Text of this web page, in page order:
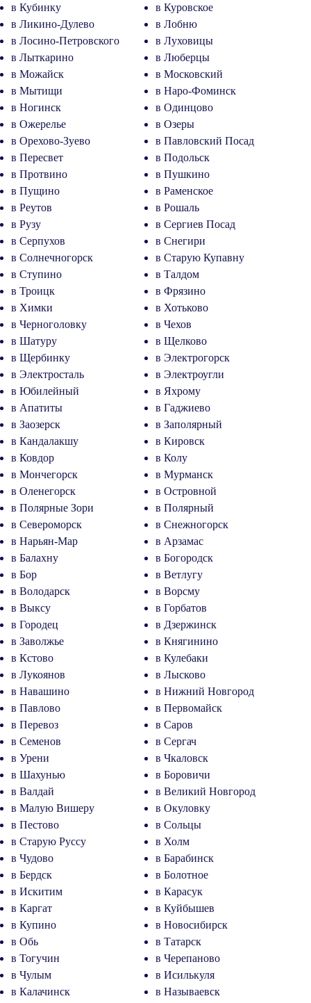
в Кубинку
в Куровское
в Ликино-Дулево
в Лобню
в Лосино-Петровского
в Луховицы
в Лыткарино
в Люберцы
в Можайск
в Московский
в Мытищи
в Наро-Фоминск
в Ногинск
в Одинцово
в Ожерелье
в Озеры
в Орехово-Зуево
в Павловский Посад
в Пересвет
в Подольск
в Протвино
в Пушкино
в Пущино
в Раменское
в Реутов
в Рошаль
в Рузу
в Сергиев Посад
в Серпухов
в Снегири
в Солнечногорск
в Старую Купавну
в Ступино
в Талдом
в Троицк
в Фрязино
в Химки
в Хотьково
в Черноголовку
в Чехов
в Шатуру
в Щелково
в Щербинку
в Электрогорск
в Электросталь
в Электроугли
в Юбилейный
в Яхрому
в Апатиты
в Гаджиево
в Заозерск
в Заполярный
в Кандалакшу
в Кировск
в Ковдор
в Колу
в Мончегорск
в Мурманск
в Оленегорск
в Островной
в Полярные Зори
в Полярный
в Североморск
в Снежногорск
в Нарьян-Мар
в Арзамас
в Балахну
в Богородск
в Бор
в Ветлугу
в Володарск
в Ворсму
в Выксу
в Горбатов
в Городец
в Дзержинск
в Заволжье
в Княгинино
в Кстово
в Кулебаки
в Лукоянов
в Лысково
в Навашино
в Нижний Новгород
в Павлово
в Первомайск
в Перевоз
в Саров
в Семенов
в Сергач
в Урени
в Чкаловск
в Шахунью
в Боровичи
в Валдай
в Великий Новгород
в Малую Вишеру
в Окуловку
в Пестово
в Сольцы
в Старую Руссу
в Холм
в Чудово
в Барабинск
в Бердск
в Болотное
в Искитим
в Карасук
в Каргат
в Куйбышев
в Купино
в Новосибирск
в Обь
в Татарск
в Тогучин
в Черепаново
в Чулым
в Исилькуля
в Калачинск
в Называевск